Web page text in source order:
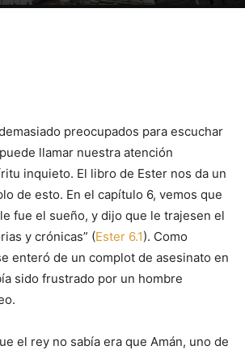
preocupados para escuchar
llamar nuestra atención
inquieto. El libro de Ester nos da un
de esto. En el capítulo 6, vemos que
fue el sueño, y dijo que le trajesen el
y crónicas” (Ester 6.1). Como
enteró de un complot de asesinato en
sido frustrado por un hombre
el rey no sabía era que Amán, uno de